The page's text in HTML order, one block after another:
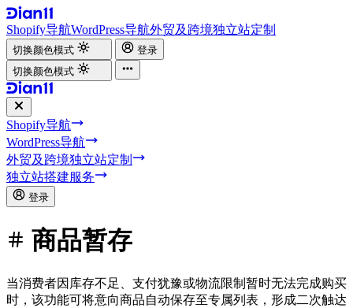
Shopify导航WordPress导航外贸及跨境独立站定制
切换颜色模式
登录
切换颜色模式
Shopify导航
WordPress导航
外贸及跨境独立站定制
独立站搭建服务
登录
商品暂存
当消费者因库存不足、支付犹豫或物流限制暂时无法完成购买
时，该功能可将意向商品自动保存至专属列表，形成二次触达